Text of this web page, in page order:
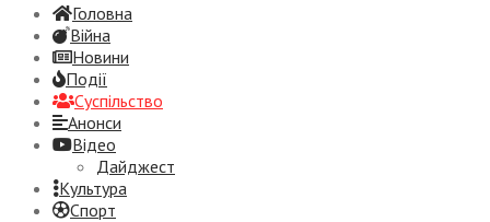
Головна
Війна
Новини
Події
Суспiльство
Анонси
Відео
Дайджест
Культура
Спорт